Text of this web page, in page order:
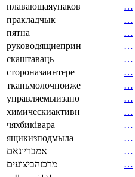
плавающаяупаков
…
пракладчык
…
пятна
…
руководящиеприн
…
скаштаваць
…
стороназаинтере
…
тканьмолочноиже
…
управляемыизано
…
химическиактивн
…
чяхбиківара
…
ящикизподмыла
…
אמבריונאם
…
מרכזהביצועים
…